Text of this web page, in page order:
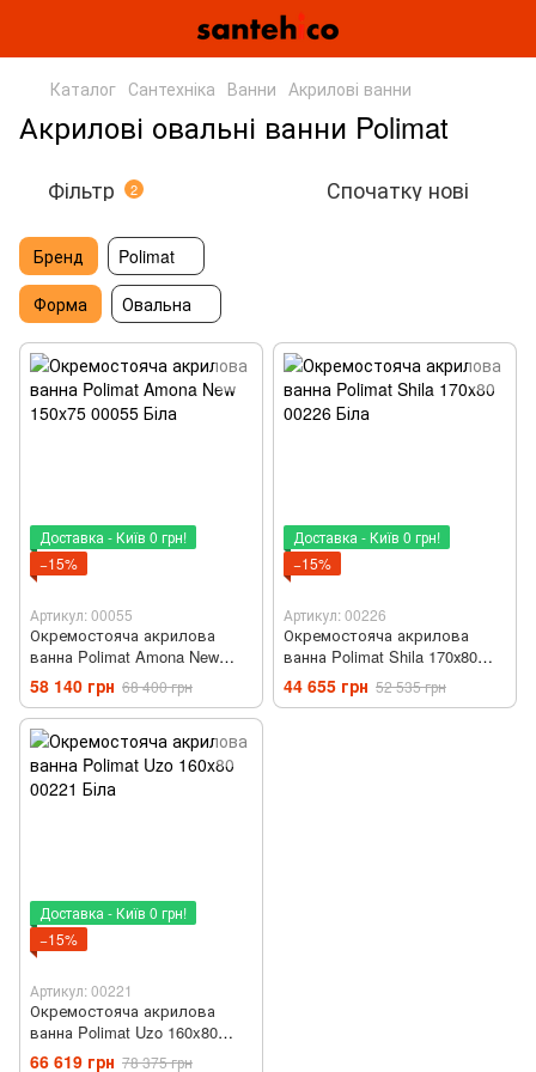
Каталог Сантехніка Ванни Акрилові ванни
Акрилові овальні ванни Polimat
Фільтр 2 Спочатку нові
Бренд
Polimat
Форма
Овальна
Доставка - Київ 0 грн!
−15%
Артикул: 00055
Окремостояча акрилова
ванна Polimat Amona New
150x75 00055 Біла
58 140 грн 68 400 грн
Доставка - Київ 0 грн!
−15%
Артикул: 00226
Окремостояча акрилова
ванна Polimat Shila 170х80
00226 Біла
44 655 грн 52 535 грн
Доставка - Київ 0 грн!
−15%
Артикул: 00221
Окремостояча акрилова
ванна Polimat Uzo 160x80
00221 Біла
66 619 грн 78 375 грн